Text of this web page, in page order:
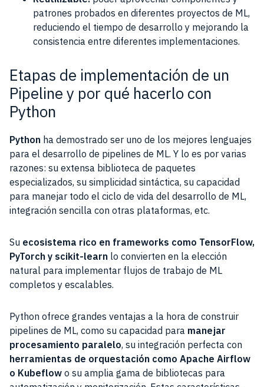
patrones probados en diferentes proyectos de ML,
reduciendo el tiempo de desarrollo y mejorando la
consistencia entre diferentes implementaciones.
Etapas de implementación de un
Pipeline y por qué hacerlo con
Python
Python ha demostrado ser uno de los mejores lenguajes
para el desarrollo de pipelines de ML. Y lo es por varias
razones: su extensa biblioteca de paquetes
especializados, su simplicidad sintáctica, su capacidad
para manejar todo el ciclo de vida del desarrollo de ML,
integración sencilla con otras plataformas, etc.
Su ecosistema rico en frameworks como TensorFlow,
PyTorch y scikit-learn lo convierten en la elección
natural para implementar flujos de trabajo de ML
completos y escalables.
Python ofrece grandes ventajas a la hora de construir
pipelines de ML, como su capacidad para manejar
procesamiento paralelo, su integración perfecta con
herramientas de orquestación como Apache Airflow
o Kubeflow o su amplia gama de bibliotecas para